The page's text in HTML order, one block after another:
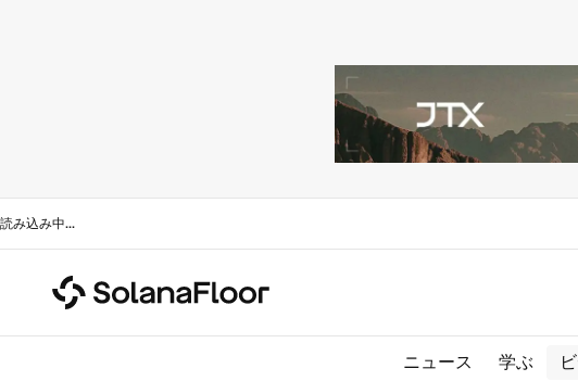
読み込み中...
ニュース 学ぶ